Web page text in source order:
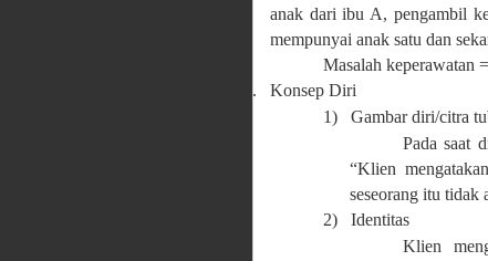
anak dari ibu A, pengambil
mempunyai anak satu dan
Masalah keperawatan
b.
Konsep Diri
1)
Gambar diri/citra
Pada saat
“Klien
seseorang itu tidak
2)
Identitas
Klien